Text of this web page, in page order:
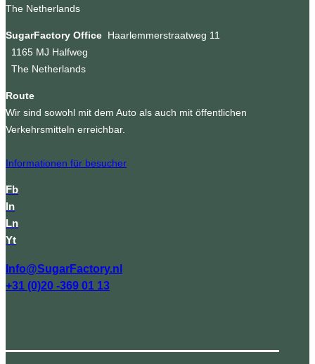
The Netherlands
SugarFactory Office Haarlemmerstraatweg 11
1165 MJ Halfweg
The Netherlands
Route
Wir sind sowohl mit dem Auto als auch mit öffentlichen
Verkehrsmitteln erreichbar.
Informationen für besucher
Fb
In
Ln
Yt
Info@SugarFactory.nl
+31 (0)20 -369 01 13